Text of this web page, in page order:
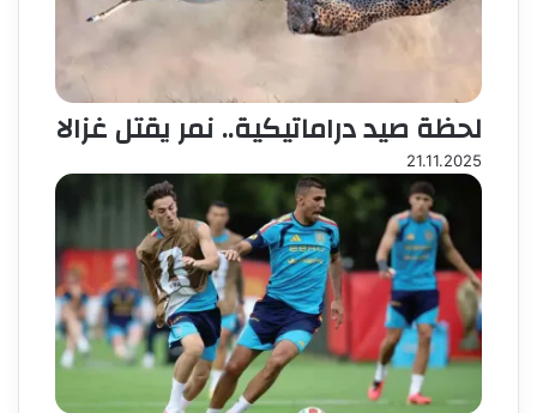
لحظة صيد دراماتيكية.. نمر يقتل غزالا
21.11.2025